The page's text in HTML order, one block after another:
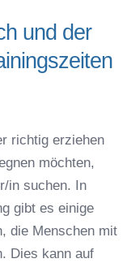
der näheren
aus
oder
und
in Sielenbach
in
und der
richtig erziehen
möchten,
in suchen. In
gibt es einige
die Menschen mit
Dies kann auf